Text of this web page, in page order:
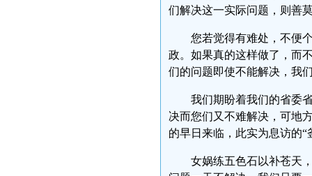
们解决这一实际问题，则善
您若觉得有难处，不便
政。如果真的这样做了，而
们的问题即使不能解决，我
我们期盼着我们的省委
决而您们又不难解决，可地
的早日来临，此实为息访的“
女娲练五色石以补苍天